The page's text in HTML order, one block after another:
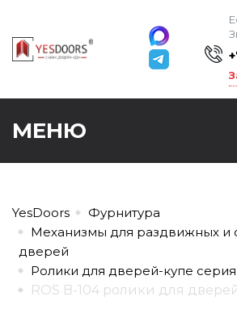
МЕНЮ
YesDoors
Фурнитура
Механизмы для раздвижных и
дверей
Ролики для дверей-купе серия
ROS B-104 ролики для